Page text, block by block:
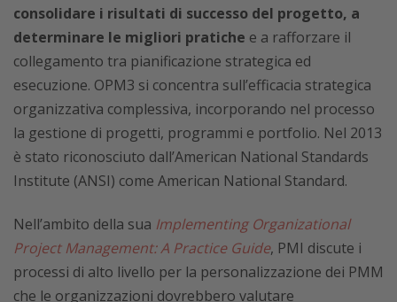
consolidare i risultati di successo del progetto, a
determinare le migliori pratiche e a rafforzare il
collegamento tra pianificazione strategica ed
esecuzione. OPM3 si concentra sull’efficacia strategica
organizzativa complessiva, incorporando nel processo
la gestione di progetti, programmi e portfolio. Nel 2013
è stato riconosciuto dall’American National Standards
Institute (ANSI) come American National Standard.
Nell’ambito della sua Implementing Organizational
Project Management: A Practice Guide, PMI discute i
processi di alto livello per la personalizzazione dei PMM
che le organizzazioni dovrebbero valutare